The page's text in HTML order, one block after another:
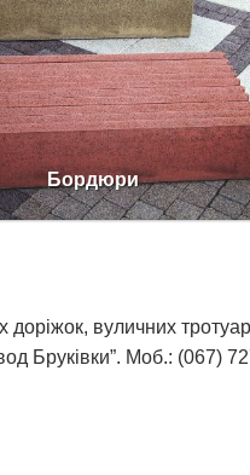
Бордюри
вуличних
Бруківки”. Моб.: (067)